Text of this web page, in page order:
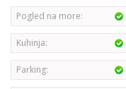
Pogled na more:
Kuhinja:
Parking: